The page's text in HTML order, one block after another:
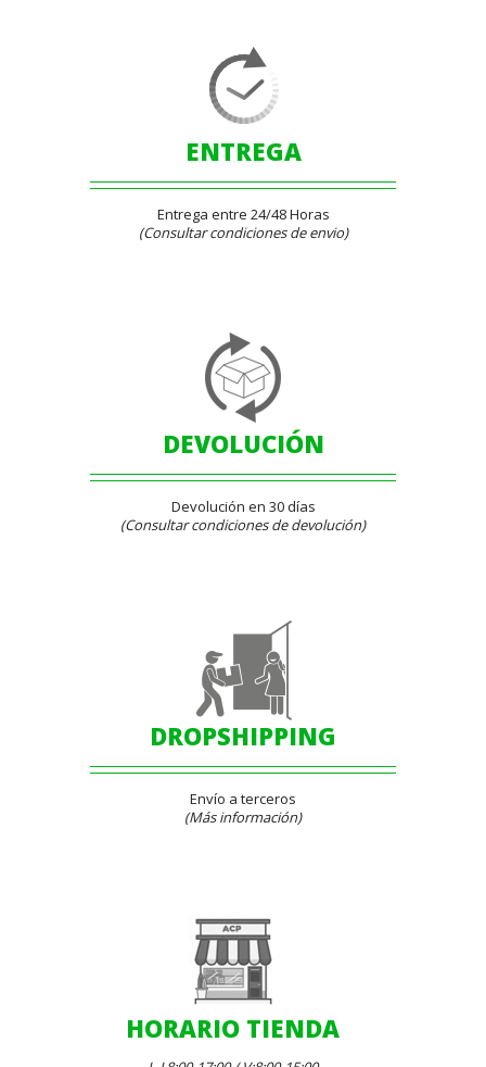
ENTREGA
Entrega entre 24/48 Horas
(Consultar condiciones de envio)
DEVOLUCIÓN
Devolución en 30 días
(Consultar condiciones de devolución)
DROPSHIPPING
Envío a terceros
(Más información)
HORARIO TIENDA